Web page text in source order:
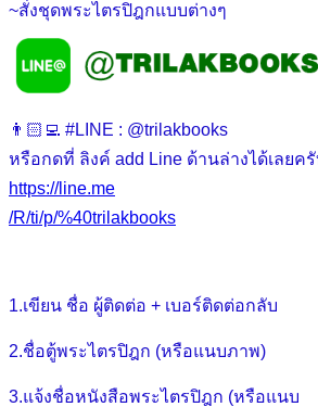
~สั่งชุดพระไตรปิฎกแบบต่างๆ
👨🏻‍💻 #LINE : @trilakbooks
หรือกดที่ ลิงค์ add Line ด้านล่างได้เลยค
https://line.me
/R/ti/p/%40trilakbooks
1.เขียน ชื่อ ผู้ติดต่อ + เบอร์ติดต่อกลับ
2.ชื่อตู้พระไตรปิฎก (หรือแนบภาพ)
3.แจ้งชื่อหนังสือพระไตรปิฎก (หรือแนบ